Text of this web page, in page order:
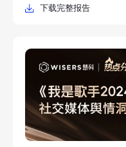
下载完整报告